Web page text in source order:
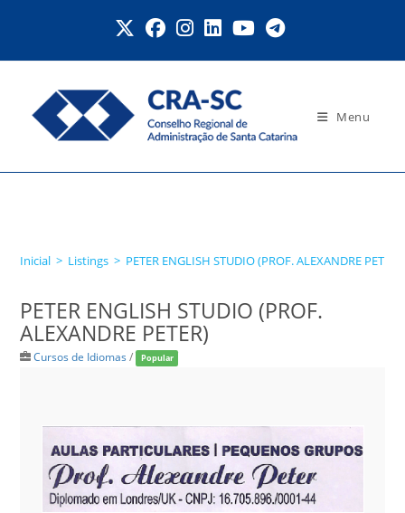
Menu
Inicial > Listings > PETER ENGLISH STUDIO (PROF. ALEXANDRE PETER)
PETER ENGLISH STUDIO (PROF.
ALEXANDRE PETER)
Cursos de Idiomas / Popular